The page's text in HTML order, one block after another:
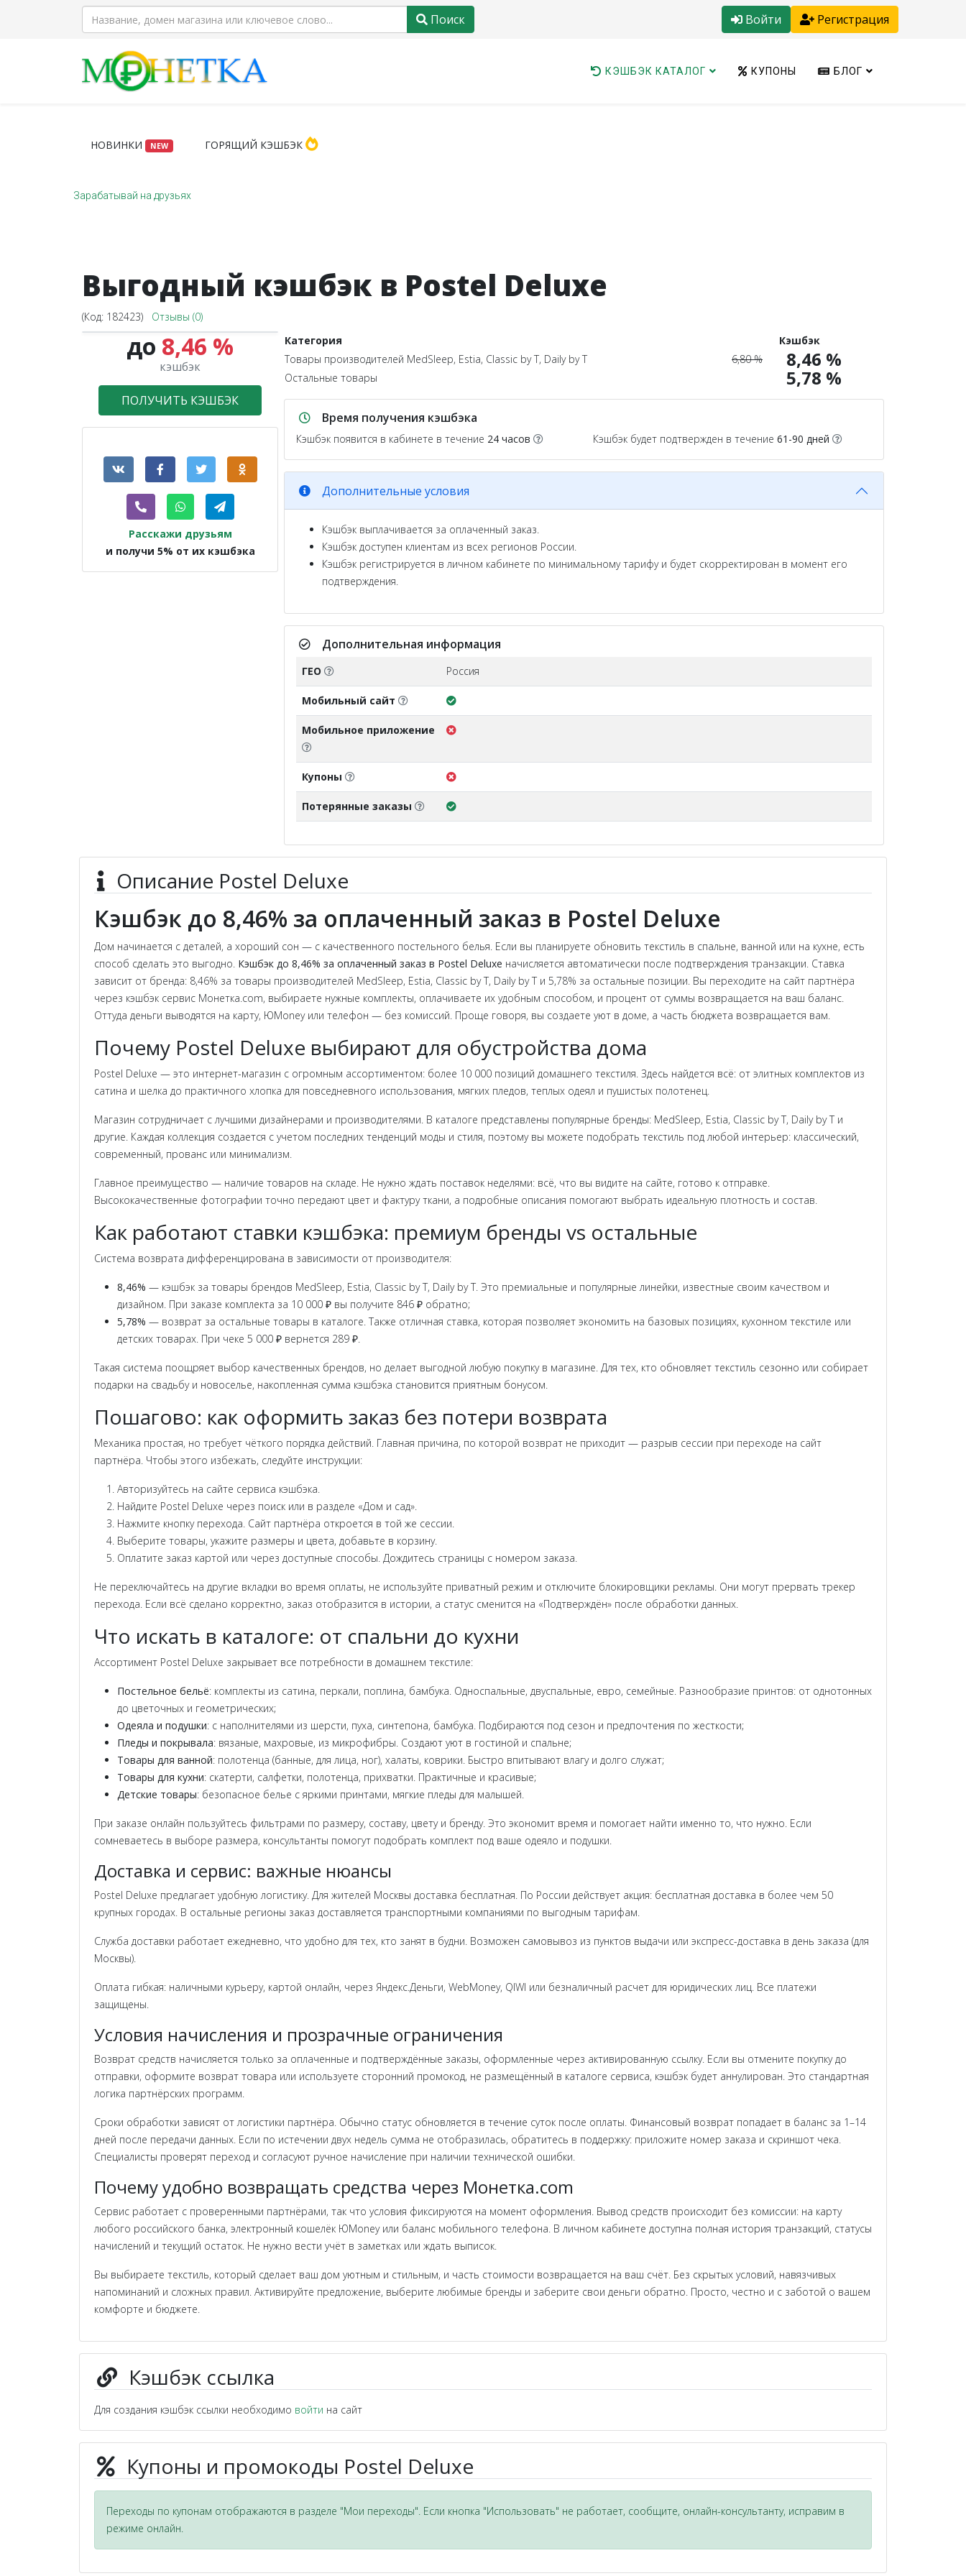
Поиск Войти Регистрация
КЭШБЭК КАТАЛОГ КУПОНЫ БЛОГ
НОВИНКИ NEW ГОРЯЩИЙ КЭШБЭК
Зарабатывай на друзьях
Выгодный кэшбэк в Postel Deluxe
(Код: 182423) Отзывы (0)
до 8,46 %
кэшбэк
ПОЛУЧИТЬ КЭШБЭК
Расскажи друзьям
и получи 5% от их кэшбэка
Категория
Кэшбэк
Товары производителей MedSleep, Estia, Classic by T, Daily by T
6,80 % 8,46 %
Остальные товары 5,78 %
Время получения кэшбэка
Кэшбэк появится в кабинете в течение 24 часов Кэшбэк будет подтвержден в течение 61-90 дней
Дополнительные условия
Кэшбэк выплачивается за оплаченный заказ.
Кэшбэк доступен клиентам из всех регионов России.
Кэшбэк регистрируется в личном кабинете по минимальному тарифу и будет скорректирован в момент его
подтверждения.
Дополнительная информация
ГЕО Россия
Мобильный сайт
Мобильное приложение
Купоны
Потерянные заказы
Описание Postel Deluxe
Кэшбэк до 8,46% за оплаченный заказ в Postel Deluxe
Дом начинается с деталей, а хороший сон — с качественного постельного белья. Если вы планируете обновить текстиль в спальне, ванной или на кухне, есть
способ сделать это выгодно. Кэшбэк до 8,46% за оплаченный заказ в Postel Deluxe начисляется автоматически после подтверждения транзакции. Ставка
зависит от бренда: 8,46% за товары производителей MedSleep, Estia, Classic by T, Daily by T и 5,78% за остальные позиции. Вы переходите на сайт партнёра
через кэшбэк сервис Монетка.com, выбираете нужные комплекты, оплачиваете их удобным способом, и процент от суммы возвращается на ваш баланс.
Оттуда деньги выводятся на карту, ЮMoney или телефон — без комиссий. Проще говоря, вы создаете уют в доме, а часть бюджета возвращается вам.
Почему Postel Deluxe выбирают для обустройства дома
Postel Deluxe — это интернет-магазин с огромным ассортиментом: более 10 000 позиций домашнего текстиля. Здесь найдется всё: от элитных комплектов из
сатина и шелка до практичного хлопка для повседневного использования, мягких пледов, теплых одеял и пушистых полотенец.
Магазин сотрудничает с лучшими дизайнерами и производителями. В каталоге представлены популярные бренды: MedSleep, Estia, Classic by T, Daily by T и
другие. Каждая коллекция создается с учетом последних тенденций моды и стиля, поэтому вы можете подобрать текстиль под любой интерьер: классический,
современный, прованс или минимализм.
Главное преимущество — наличие товаров на складе. Не нужно ждать поставок неделями: всё, что вы видите на сайте, готово к отправке.
Высококачественные фотографии точно передают цвет и фактуру ткани, а подробные описания помогают выбрать идеальную плотность и состав.
Как работают ставки кэшбэка: премиум бренды vs остальные
Система возврата дифференцирована в зависимости от производителя:
8,46% — кэшбэк за товары брендов MedSleep, Estia, Classic by T, Daily by T. Это премиальные и популярные линейки, известные своим качеством и
дизайном. При заказе комплекта за 10 000 ₽ вы получите 846 ₽ обратно;
5,78% — возврат за остальные товары в каталоге. Также отличная ставка, которая позволяет экономить на базовых позициях, кухонном текстиле или
детских товарах. При чеке 5 000 ₽ вернется 289 ₽.
Такая система поощряет выбор качественных брендов, но делает выгодной любую покупку в магазине. Для тех, кто обновляет текстиль сезонно или собирает
подарки на свадьбу и новоселье, накопленная сумма кэшбэка становится приятным бонусом.
Пошагово: как оформить заказ без потери возврата
Механика простая, но требует чёткого порядка действий. Главная причина, по которой возврат не приходит — разрыв сессии при переходе на сайт
партнёра. Чтобы этого избежать, следуйте инструкции:
Авторизуйтесь на сайте сервиса кэшбэка.
Найдите Postel Deluxe через поиск или в разделе «Дом и сад».
Нажмите кнопку перехода. Сайт партнёра откроется в той же сессии.
Выберите товары, укажите размеры и цвета, добавьте в корзину.
Оплатите заказ картой или через доступные способы. Дождитесь страницы с номером заказа.
Не переключайтесь на другие вкладки во время оплаты, не используйте приватный режим и отключите блокировщики рекламы. Они могут прервать трекер
перехода. Если всё сделано корректно, заказ отобразится в истории, а статус сменится на «Подтверждён» после обработки данных.
Что искать в каталоге: от спальни до кухни
Ассортимент Postel Deluxe закрывает все потребности в домашнем текстиле:
Постельное бельё: комплекты из сатина, перкали, поплина, бамбука. Односпальные, двуспальные, евро, семейные. Разнообразие принтов: от однотонных
до цветочных и геометрических;
Одеяла и подушки: с наполнителями из шерсти, пуха, синтепона, бамбука. Подбираются под сезон и предпочтения по жесткости;
Пледы и покрывала: вязаные, махровые, из микрофибры. Создают уют в гостиной и спальне;
Товары для ванной: полотенца (банные, для лица, ног), халаты, коврики. Быстро впитывают влагу и долго служат;
Товары для кухни: скатерти, салфетки, полотенца, прихватки. Практичные и красивые;
Детские товары: безопасное белье с яркими принтами, мягкие пледы для малышей.
При заказе онлайн пользуйтесь фильтрами по размеру, составу, цвету и бренду. Это экономит время и помогает найти именно то, что нужно. Если
сомневаетесь в выборе размера, консультанты помогут подобрать комплект под ваше одеяло и подушки.
Доставка и сервис: важные нюансы
Postel Deluxe предлагает удобную логистику. Для жителей Москвы доставка бесплатная. По России действует акция: бесплатная доставка в более чем 50
крупных городах. В остальные регионы заказ доставляется транспортными компаниями по выгодным тарифам.
Служба доставки работает ежедневно, что удобно для тех, кто занят в будни. Возможен самовывоз из пунктов выдачи или экспресс-доставка в день заказа (для
Москвы).
Оплата гибкая: наличными курьеру, картой онлайн, через Яндекс.Деньги, WebMoney, QIWI или безналичный расчет для юридических лиц. Все платежи
защищены.
Условия начисления и прозрачные ограничения
Возврат средств начисляется только за оплаченные и подтверждённые заказы, оформленные через активированную ссылку. Если вы отмените покупку до
отправки, оформите возврат товара или используете сторонний промокод, не размещённый в каталоге сервиса, кэшбэк будет аннулирован. Это стандартная
логика партнёрских программ.
Сроки обработки зависят от логистики партнёра. Обычно статус обновляется в течение суток после оплаты. Финансовый возврат попадает в баланс за 1–14
дней после передачи данных. Если по истечении двух недель сумма не отобразилась, обратитесь в поддержку: приложите номер заказа и скриншот чека.
Специалисты проверят переход и согласуют ручное начисление при наличии технической ошибки.
Почему удобно возвращать средства через Монетка.com
Сервис работает с проверенными партнёрами, так что условия фиксируются на момент оформления. Вывод средств происходит без комиссии: на карту
любого российского банка, электронный кошелёк ЮMoney или баланс мобильного телефона. В личном кабинете доступна полная история транзакций, статусы
начислений и текущий остаток. Не нужно вести учёт в заметках или ждать выписок.
Вы выбираете текстиль, который сделает ваш дом уютным и стильным, и часть стоимости возвращается на ваш счёт. Без скрытых условий, навязчивых
напоминаний и сложных правил. Активируйте предложение, выберите любимые бренды и заберите свои деньги обратно. Просто, честно и с заботой о вашем
комфорте и бюджете.
Кэшбэк ссылка
Для создания кэшбэк ссылки необходимо войти на сайт
Купоны и промокоды Postel Deluxe
Переходы по купонам отображаются в разделе "Мои переходы". Если кнопка "Использовать" не работает, сообщите, онлайн-консультанту, исправим в
режиме онлайн.